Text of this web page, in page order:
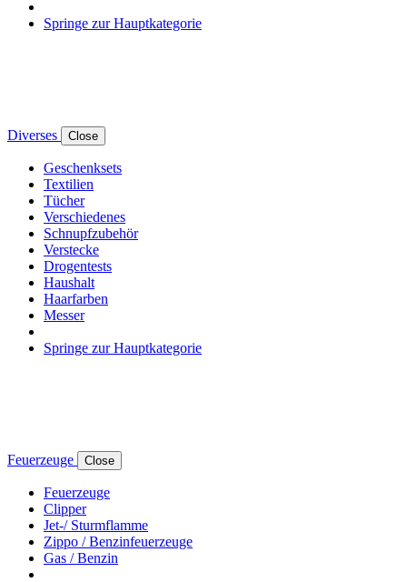
Springe zur Hauptkategorie
Diverses Close
Geschenksets
Textilien
Tücher
Verschiedenes
Schnupfzubehör
Verstecke
Drogentests
Haushalt
Haarfarben
Messer
Springe zur Hauptkategorie
Feuerzeuge Close
Feuerzeuge
Clipper
Jet-/ Sturmflamme
Zippo / Benzinfeuerzeuge
Gas / Benzin